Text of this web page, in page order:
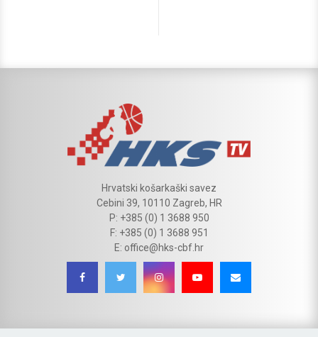
Hrvatski košarkaški savez
Cebini 39, 10110 Zagreb, HR
P: +385 (0) 1 3688 950
F: +385 (0) 1 3688 951
E: office@hks-cbf.hr